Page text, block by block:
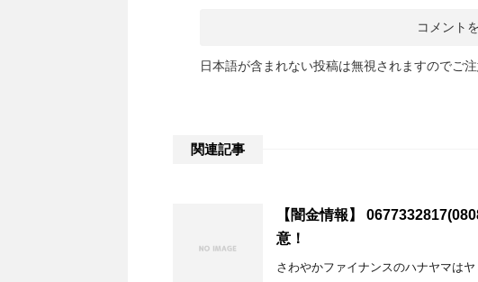
日本語が含まれない投稿は無視されますのでご
関連記事
【闇金情報】
意！
さわやかファイナンスのハナヤマはヤ